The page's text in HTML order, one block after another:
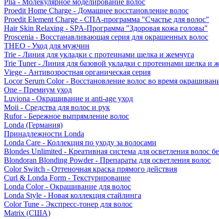
Plia - Молекулярное моделирование волос
Proedit Home Charge - Домашнее восстановление волос
Proedit Element Charge - СПА-программа "Счастье для волос"
Hair Skin Relaxing - SPA-Программа "Здоровая кожа головы"
Proscenia - Восстанавливающая серия для окрашенных волос
THEO - Уход для мужчин
Trie - Линия для укладки с протеинами шелка и жемчуга
Trie Tuner - Линия для базовой укладки с протеинами шелка и
Viege - Антивозростная органическая серия
Locor Serum Color - Восстановление волос во время
One - Премиум уход
Luviona - Окрашивание и anti-age уход
Moii - Средства для волос и рук
Rufor - Бережное выпрямление волос
Londa (Германия)
Принадлежности Londa
Londa Care - Коллекция по уходу за волосами
Blondes Unlimited - Креативная система для осветления волос
Blondoran Blonding Powder - Препараты для осветления волос
Color Switch - Оттеночная краска прямого действия
Curl & Londa Form - Текстурирование
Londa Color - Окрашивание для волос
Londa Style - Новая коллекция стайлинга
Color Tune - Экспресс-тонер для волос
Matrix (США)